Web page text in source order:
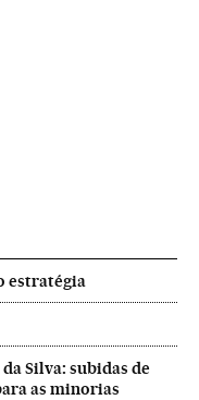
estratégia
Silva: subidas de
as minorias